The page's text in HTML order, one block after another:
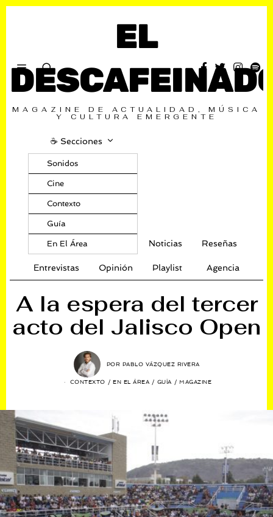
EL
MAGAZINE DE ACTUALIDAD, MÚSICA
Y CULTURA EMERGENTE
☕️ Secciones
Sonidos
Cine
Contexto
Guía
En El Área Noticias Reseñas
Entrevistas Opinión Playlist Agencia
A la espera del tercer
acto del Jalisco Open
POR PABLO VÁZQUEZ RIVERA
CONTEXTO / EN EL ÁREA / GUÍA / MAGAZINE